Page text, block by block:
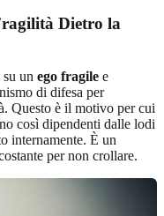
Dietro la
un ego fragile e
di difesa per
Questo è il motivo per cui
così dipendenti dalle lodi
internamente. È un
per non crollare.